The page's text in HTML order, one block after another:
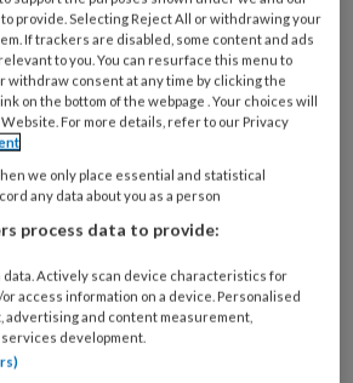
van de mensen zegt een
te maken, als ze langer
gezwollen enkels en
Vrouwen (39 procent) kaarten
provide. Selecting Reject All or withdrawing your
If trackers are disabled, some content and ads
to you. You can resurface this menu to
withdraw consent at any time by clicking the
on the bottom of the webpage . Your choices will
For more details, refer to our Privacy
we only place essential and statistical
any data about you as a person
process data to provide:
data. Actively scan device characteristics for
access information on a device. Personalised
advertising and content measurement,
development.